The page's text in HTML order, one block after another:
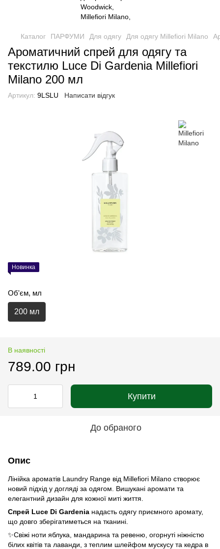
Каталог ПАРФУМИ Для одягу Для одягу Millefiori Milano
Ароматичний спрей для одягу та
текстилю Luce Di Gardenia Millefiori
Milano 200 мл
Артикул: 9LSLU Написати відгук
Новинка
Об'єм, мл
200 мл
В наявності
789.00 грн
Купити
До обраного
Опис
Лінійка ароматів Laundry Range від Millefiori Milano створює
новий підхід у догляді за одягом. Вишукані аромати та
елегантний дизайн для кожної миті життя.
Спрей Luce Di Gardenia надасть одягу приємного аромату,
що довго зберігатиметься на тканині.
✨Свіжі ноти яблука, мандарина та ревеню, огорнуті ніжністю
білих квітів та лаванди, з теплим шлейфом мускусу та кедра в